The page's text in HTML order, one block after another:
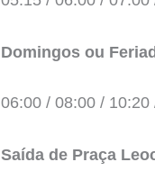
Domingos ou
06:00 / 08:00 /
Saída de Praça